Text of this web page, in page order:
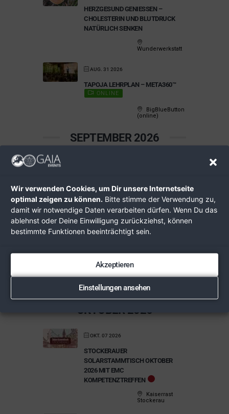
Wir verwenden Cookies, um Dir unsere Internetseite
optimal zeigen zu können. Bitte stimme der Verwendung zu,
damit wir notwendige Daten verarbeiten dürfen. Wenn Du das
ablehnst oder Deine Einwilligung zurückziehst, können
bestimmte Funktionen beeinträchtigt sein.
Akzeptieren
Einstellungen ansehen
HERZGESUND GENIESSEN – C
HOLESTERIN UND BLUTDRUCK N
ATÜRLICH SENKEN
Wunderwerkstatt
AUG. 31 2026
TAPOJA LEHRPLAN – META360™
ONLINE
BigBlueButton
(online)
SEPTEMBER 2026
SOLARSTAMMTISCH SEPTEMBER
2026 MIT EMC
KOMPETENZTREFFEN
Kaiserrast
Stockerau
HEILPILZE IM SEPTEMBER – EINE
WIENERWALD-WANDERUNG
im Wald
OKTOBER 2026
OKT. 07 2026
STOCKERAUER
SOLARSTAMMTISCH OKTOBER
2026 MIT EMC
KOMPETENZTREFFEN
Kaiserrast
Stockerau